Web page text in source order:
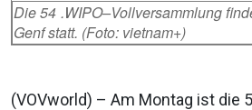
Die 54 .WIPO–Vollversammlung
Genf statt. (Foto: vietnam+)
(VOVworld) – Am Montag ist die